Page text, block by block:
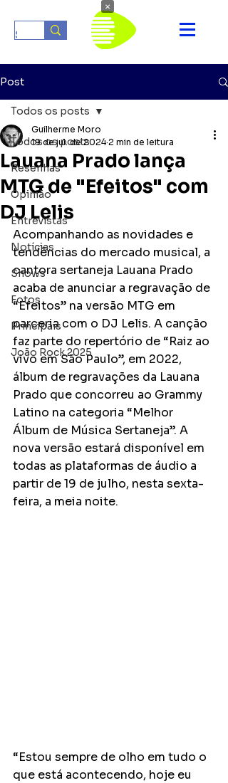
Post
Todos os posts
Resenhas
Opinião
Entrevistas
Notícias
Shows
Fotos
Principais
João Rock 2025
Todos os posts
Lauana Prado lança
MTG de "Efeitos" com
DJ Lelis
Guilherme Moro
19 de jul. de 2024 2 min de leitura
Acompanhando as novidades e
tendências do mercado musical, a
cantora sertaneja Lauana Prado
acaba de anunciar a regravação de
“Efeitos” na versão MTG em
parceria com o DJ Lelis. A canção
faz parte do repertório de “Raiz ao
vivo em São Paulo”, em 2022,
álbum de regravações da Lauana
Prado que concorreu ao Grammy
Latino na categoria “Melhor
Álbum de Música Sertaneja”. A
nova versão estará disponível em
todas as plataformas de áudio a
partir de 19 de julho, nesta sexta-
feira, a meia noite.
“Estou sempre de olho em tudo o
que está acontecendo, hoje eu
×